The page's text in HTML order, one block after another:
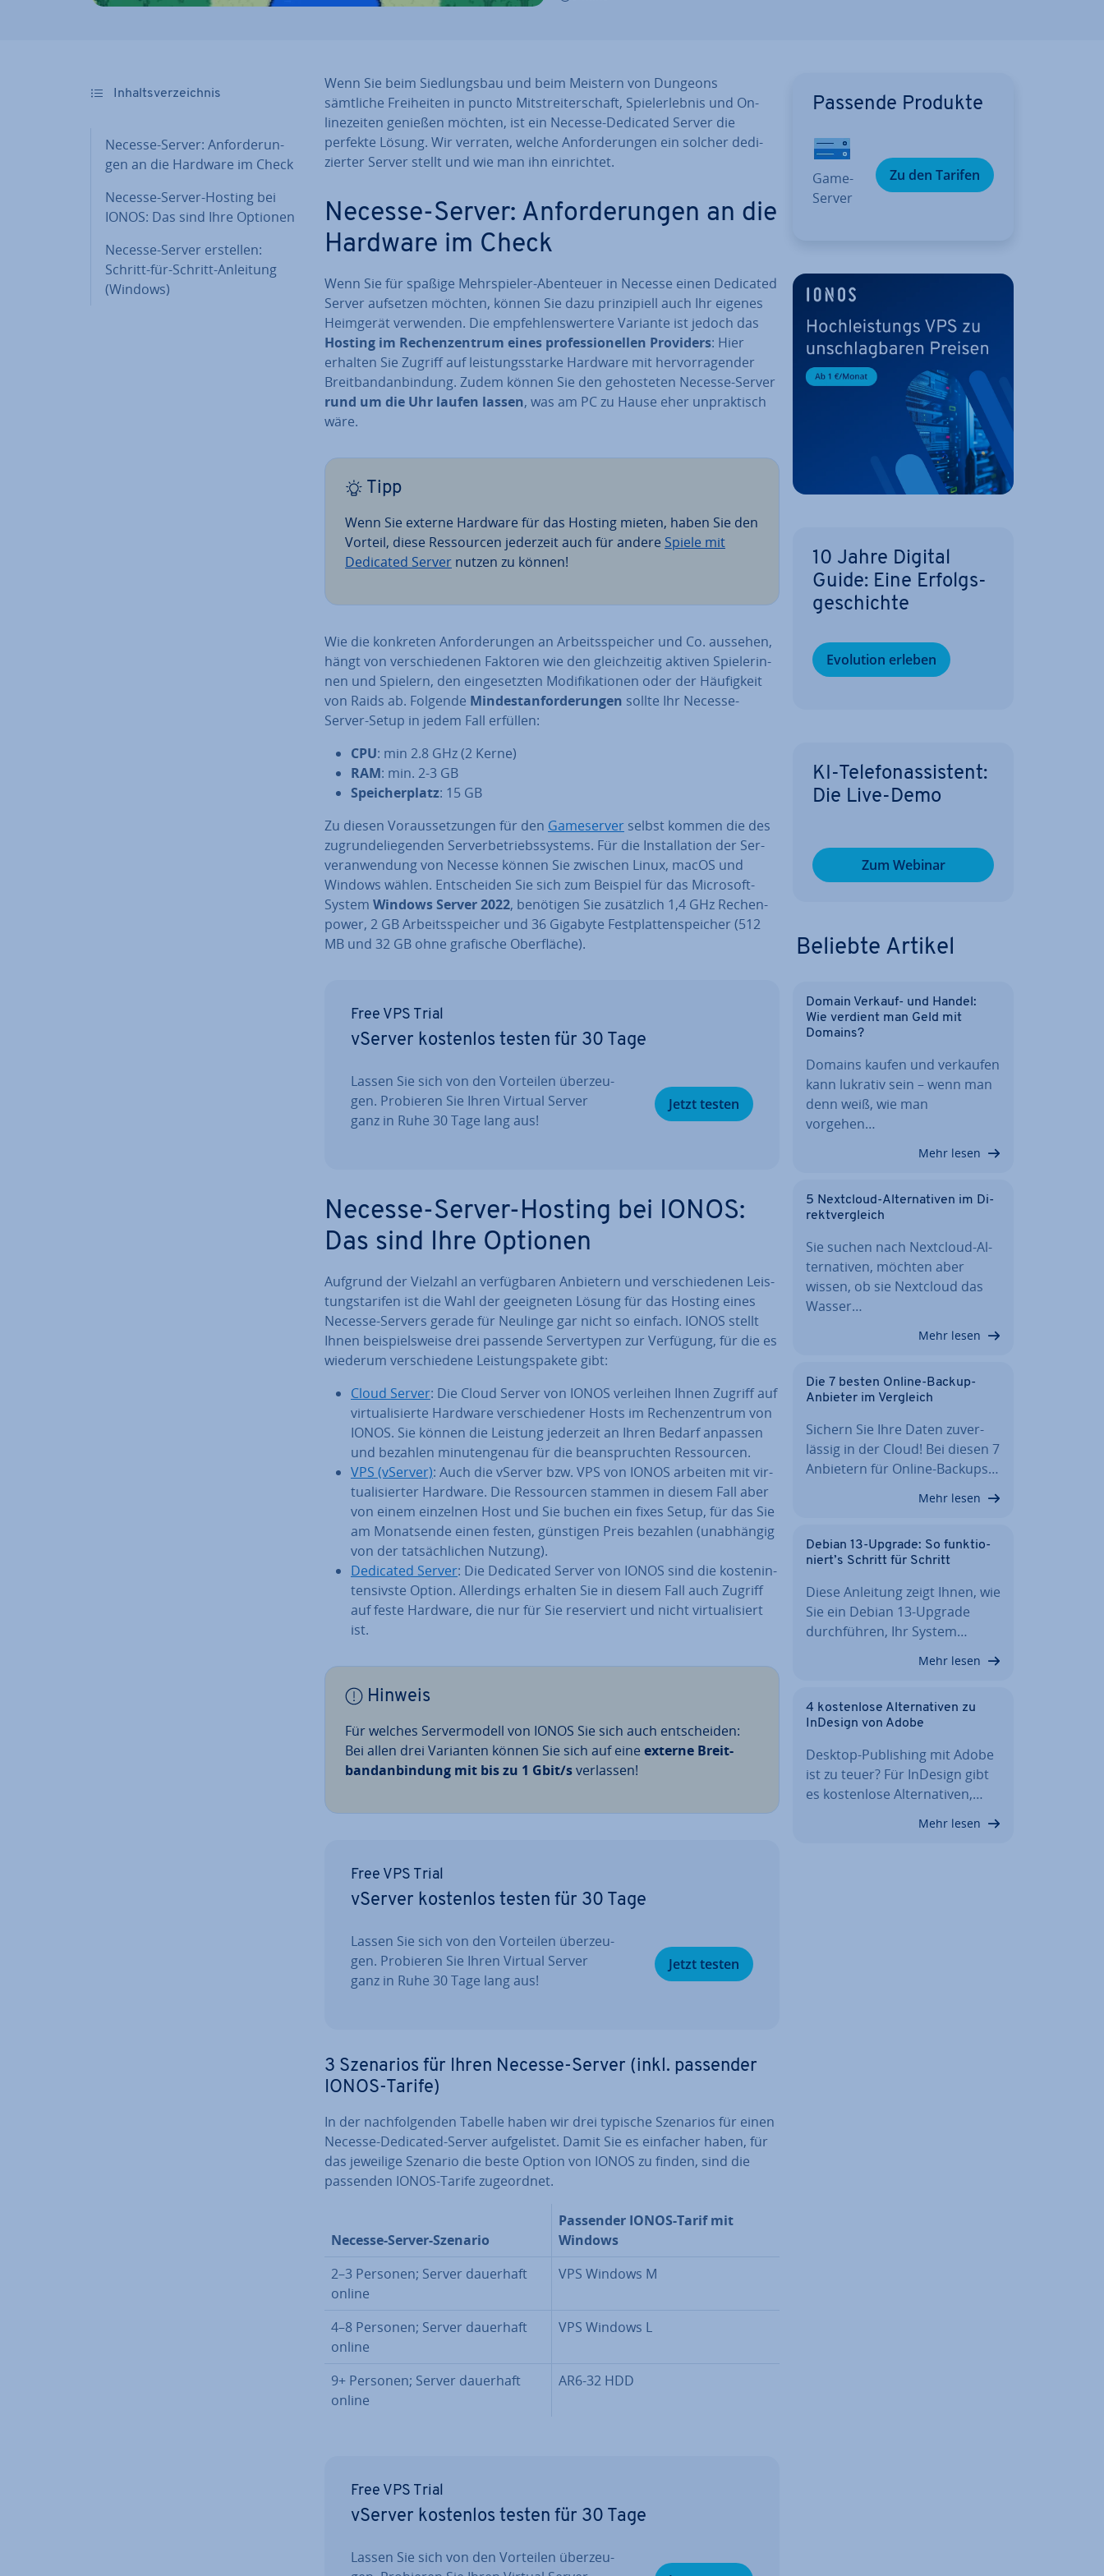
In­halts­ver­zeich­nis
Necesse-Server: An­for­de­run­
gen an die Hardware im Check
Necesse-Server-Hosting bei
IONOS: Das sind Ihre Optionen
Necesse-Server erstellen:
Schritt-für-Schritt-Anleitung
(Windows)
Wenn Sie beim Sied­lungs­bau und beim Meistern von Dungeons
sämtliche Frei­hei­ten in puncto Mit­strei­ter­schaft, Spiel­erleb­nis und On­
line­zei­ten genießen möchten, ist ein Necesse-Dedicated Server die
perfekte Lösung. Wir verraten, welche An­for­de­run­gen ein solcher de­di­
zier­ter Server stellt und wie man ihn ein­rich­tet.
Necesse-Server: An­for­de­run­gen an die
Hardware im Check
Wenn Sie für spaßige Mehr­spie­ler-Abenteuer in Necesse einen Dedicated
Server aufsetzen möchten, können Sie dazu prin­zi­pi­ell auch Ihr eigenes
Heimgerät verwenden. Die emp­feh­lens­wer­te­re Variante ist jedoch das
Hosting im Re­chen­zen­trum eines pro­fes­sio­nel­len Providers: Hier
erhalten Sie Zugriff auf leis­tungs­star­ke Hardware mit her­vor­ra­gen­der
Breit­band­an­bin­dung. Zudem können Sie den ge­hos­te­ten Necesse-Server
rund um die Uhr laufen lassen, was am PC zu Hause eher un­prak­tisch
wäre.
Tipp
Wenn Sie externe Hardware für das Hosting mieten, haben Sie den
Vorteil, diese Res­sour­cen jederzeit auch für andere Spiele mit
Dedicated Server nutzen zu können!
Wie die konkreten An­for­de­run­gen an Ar­beits­spei­cher und Co. aussehen,
hängt von ver­schie­de­nen Faktoren wie den gleich­zei­tig aktiven Spie­le­rin­
nen und Spielern, den ein­ge­setz­ten Mo­di­fi­ka­tio­nen oder der Häu­fig­keit
von Raids ab. Folgende Min­dest­an­for­de­run­gen sollte Ihr Necesse-
Server-Setup in jedem Fall erfüllen:
CPU: min 2.8 GHz (2 Kerne)
RAM: min. 2-3 GB
Spei­cher­platz: 15 GB
Zu diesen Vor­aus­set­zun­gen für den Game­ser­ver selbst kommen die des
zu­grun­de­lie­gen­den Ser­ver­be­triebs­sys­tems. Für die In­stal­la­ti­on der Ser­
ver­an­wen­dung von Necesse können Sie zwischen Linux, macOS und
Windows wählen. Ent­schei­den Sie sich zum Beispiel für das Microsoft-
System Windows Server 2022, benötigen Sie zu­sätz­lich 1,4 GHz Re­chen­
power, 2 GB Ar­beits­spei­cher und 36 Gigabyte Fest­plat­ten­spei­cher (512
MB und 32 GB ohne grafische Ober­flä­che).
Free VPS Trial
vServer kostenlos testen für 30 Tage
Lassen Sie sich von den Vorteilen über­zeu­
gen. Probieren Sie Ihren Virtual Server
ganz in Ruhe 30 Tage lang aus!
Jetzt testen
Necesse-Server-Hosting bei IONOS:
Das sind Ihre Optionen
Aufgrund der Vielzahl an ver­füg­ba­ren Anbietern und ver­schie­de­nen Leis­
tungs­ta­ri­fen ist die Wahl der ge­eig­ne­ten Lösung für das Hosting eines
Necesse-Servers gerade für Neulinge gar nicht so einfach. IONOS stellt
Ihnen bei­spiels­wei­se drei passende Ser­ver­ty­pen zur Verfügung, für die es
wiederum ver­schie­de­ne Leis­tungs­pa­ke­te gibt:
Cloud Server: Die Cloud Server von IONOS verleihen Ihnen Zugriff auf
vir­tua­li­sier­te Hardware ver­schie­de­ner Hosts im Re­chen­zen­trum von
IONOS. Sie können die Leistung jederzeit an Ihren Bedarf anpassen
und bezahlen mi­nu­ten­ge­nau für die be­an­spruch­ten Res­sour­cen.
VPS (vServer): Auch die vServer bzw. VPS von IONOS arbeiten mit vir­
tua­li­sier­ter Hardware. Die Res­sour­cen stammen in diesem Fall aber
von einem einzelnen Host und Sie buchen ein fixes Setup, für das Sie
am Mo­nats­en­de einen festen, günstigen Preis bezahlen (un­ab­hän­gig
von der tat­säch­li­chen Nutzung).
Dedicated Server: Die Dedicated Server von IONOS sind die kos­ten­in­
ten­sivs­te Option. Al­ler­dings erhalten Sie in diesem Fall auch Zugriff
auf feste Hardware, die nur für Sie re­ser­viert und nicht vir­tua­li­siert
ist.
Hinweis
Für welches Ser­ver­mo­dell von IONOS Sie sich auch ent­schei­den:
Bei allen drei Varianten können Sie sich auf eine externe Breit­
band­an­bin­dung mit bis zu 1 Gbit/sverlassen!
Free VPS Trial
vServer kostenlos testen für 30 Tage
Lassen Sie sich von den Vorteilen über­zeu­
gen. Probieren Sie Ihren Virtual Server
ganz in Ruhe 30 Tage lang aus!
Jetzt testen
3 Szenarios für Ihren Necesse-Server (inkl. passender
IONOS-Tarife)
In der nach­fol­gen­den Tabelle haben wir drei typische Szenarios für einen
Necesse-Dedicated-Server auf­ge­lis­tet. Damit Sie es einfacher haben, für
das jeweilige Szenario die beste Option von IONOS zu finden, sind die
passenden IONOS-Tarife zu­ge­ord­net.
Necesse-Server-Szenario
Passender IONOS-Tarif mit
Windows
2–3 Personen; Server dauerhaft
online
VPS Windows M
4–8 Personen; Server dauerhaft
online
VPS Windows L
9+ Personen; Server dauerhaft
online
AR6-32 HDD
Free VPS Trial
vServer kostenlos testen für 30 Tage
Lassen Sie sich von den Vorteilen über­zeu­
Passende Produkte
Game-
Server
Zu den Tarifen
10 Jahre Digital
Guide: Eine Er­folgs­
ge­schich­te
Evolution erleben
KI-Te­le­fon­as­sis­tent:
Die Live-Demo
Zum Webinar
Beliebte Artikel
Domain Verkauf- und Handel:
Wie verdient man Geld mit
Domains?
Domains kaufen und verkaufen
kann lukrativ sein – wenn man
denn weiß, wie man
vorgehen…
Mehr lesen
5 Nextcloud-Al­ter­na­ti­ven im Di­
rekt­ver­gleich
Sie suchen nach Nextcloud-Al­
ter­na­ti­ven, möchten aber
wissen, ob sie Nextcloud das
Wasser…
Mehr lesen
Die 7 besten Online-Backup-
Anbieter im Vergleich
Sichern Sie Ihre Daten zu­ver­
läs­sig in der Cloud! Bei diesen 7
Anbietern für Online-Backups…
Mehr lesen
Debian 13-Upgrade: So funk­tio­
niert’s Schritt für Schritt
Diese Anleitung zeigt Ihnen, wie
Sie ein Debian 13-Upgrade
durch­füh­ren, Ihr System…
Mehr lesen
4 kos­ten­lo­se Al­ter­na­ti­ven zu
InDesign von Adobe
Desktop-Pu­bli­shing mit Adobe
ist zu teuer? Für InDesign gibt
es kos­ten­lo­se Al­ter­na­ti­ven,…
Mehr lesen